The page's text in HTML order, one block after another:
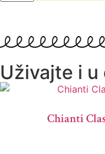
Uživajte i u
Chianti